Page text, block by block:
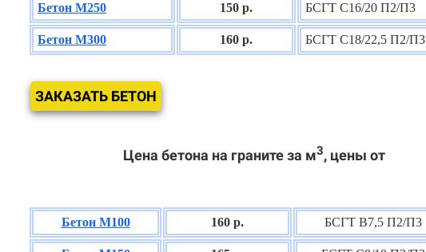
Бетон М250 150 р. БСГТ С16/20 П2/П3
Бетон М300 160 р. БСГТ С18/22,5 П2/П3
ЗАКАЗАТЬ БЕТОН
Цена бетона на граните за м3, цены от
Бетон М100 160 р. БСГТ В7,5 П2/П3